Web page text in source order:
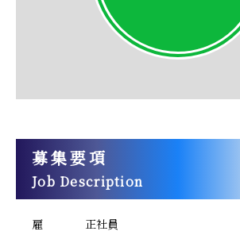
募集要項
Job Description
雇
正社員